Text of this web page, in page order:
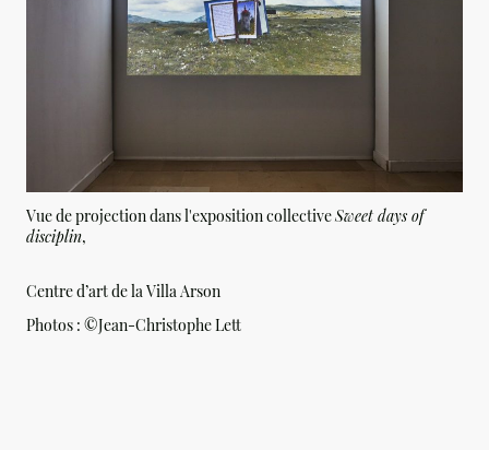
Vue de projection dans l'exposition collectiveSweet days of
disciplin,
Centre d’art de la Villa Arson
Photos : ©Jean-Christophe Lett